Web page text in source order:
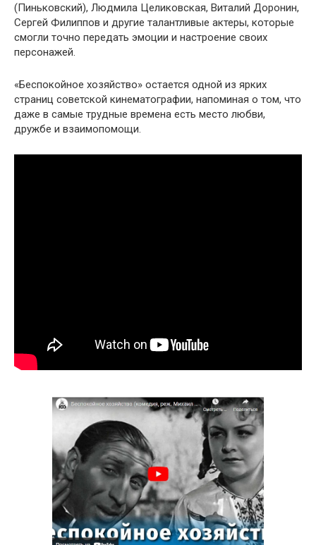
(Пиньковский), Людмила Целиковская, Виталий Доронин,
Сергей Филиппов и другие талантливые актеры, которые
смогли точно передать эмоции и настроение своих
персонажей.
«Беспокойное хозяйство» остается одной из ярких
страниц советской кинематографии, напоминая о том, что
даже в самые трудные времена есть место любви,
дружбе и взаимопомощи.